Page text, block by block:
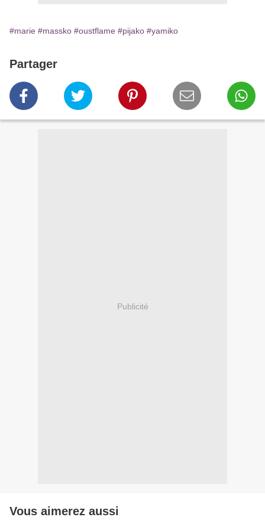
#marie #massko #oustflame #pijako #yamiko
Partager
Publicité
Vous aimerez aussi